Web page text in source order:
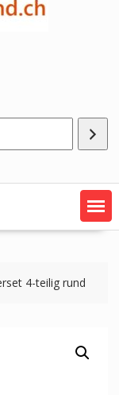
4-teilig rund